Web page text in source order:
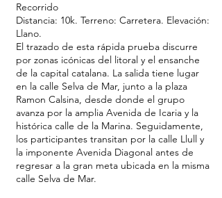
Recorrido
Distancia: 10k. Terreno: Carretera. Elevación:
Llano.
El trazado de esta rápida prueba discurre
por zonas icónicas del litoral y el ensanche
de la capital catalana. La salida tiene lugar
en la calle Selva de Mar, junto a la plaza
Ramon Calsina, desde donde el grupo
avanza por la amplia Avenida de Icaria y la
histórica calle de la Marina. Seguidamente,
los participantes transitan por la calle Llull y
la imponente Avenida Diagonal antes de
regresar a la gran meta ubicada en la misma
calle Selva de Mar.